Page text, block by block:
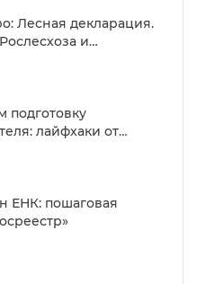
Лесная декларация.
и
подготовку
лайфхаки от
ЕНК: пошаговая